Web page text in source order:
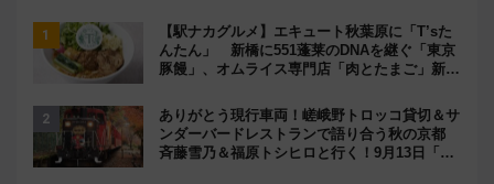
【駅ナカグルメ】エキュート秋葉原に「T’sた
んたん」 新橋に551蓬莱のDNAを継ぐ「東京
豚饅」、オムライス専門店「肉とたまご」新グ
ありがとう現行車両！嵯峨野トロッコ貸切＆サ
ンダーバードレストランで語り合う秋の京都
斉藤雪乃＆福原トシヒロと行く！9月13日「京